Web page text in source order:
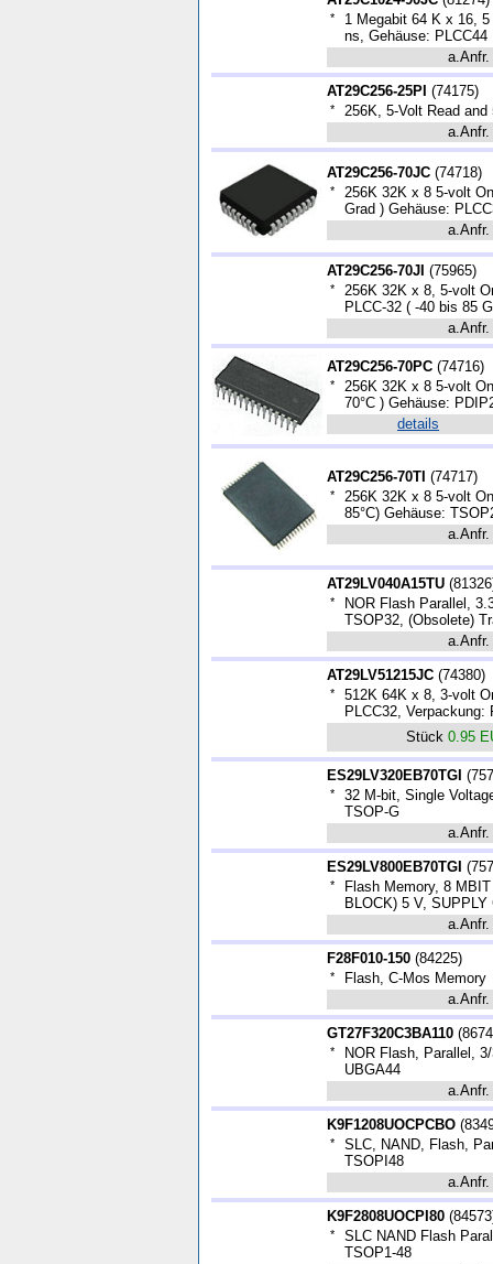
*
1 Megabit 64 K x 16,
ns, Gehäuse: PLCC44
a.Anfr.
AT29C256-25PI (74175)
*
256K, 5-Volt Read
a.Anfr.
AT29C256-70JC (74718)
*
256K 32K x 8 5-volt
Grad ) Gehäuse:
a.Anfr.
AT29C256-70JI (75965)
*
256K 32K x 8, 5-volt
PLCC-32 ( -40 bis 85
a.Anfr.
AT29C256-70PC (74716)
*
256K 32K x 8 5-volt
70°C ) Gehäuse:
details
AT29C256-70TI (74717)
*
256K 32K x 8 5-volt
85°C) Gehäuse:
a.Anfr.
AT29LV040A15TU (81326
*
NOR Flash Parallel,
TSOP32, (Obsolete)
a.Anfr.
AT29LV51215JC (74380)
*
512K 64K x 8, 3-volt
PLCC32, Verpackung:
Stück 0.95
ES29LV320EB70TGI (
*
32 M-bit, Single
TSOP-G
a.Anfr.
ES29LV800EB70TGI (
*
Flash Memory, 8
BLOCK) 5 V,
a.Anfr.
F28F010-150 (84225)
*
Flash, C-Mos Memory
a.Anfr.
GT27F320C3BA110 (
*
NOR Flash, Parallel,
UBGA44
a.Anfr.
K9F1208UOCPCBO (
*
SLC, NAND, Flash,
TSOPI48
a.Anfr.
K9F2808UOCPI80 (84573
*
SLC NAND Flash
TSOP1-48